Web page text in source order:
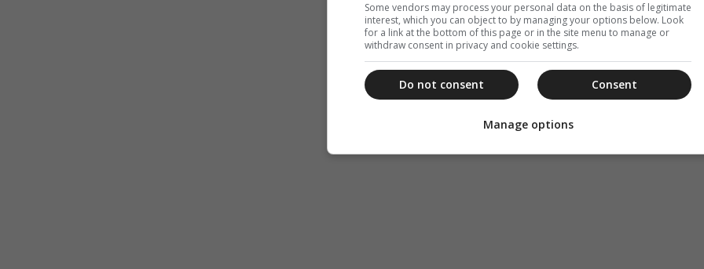
Some vendors may process your personal data on the basis of legitimate
interest, which you can object to by managing your options below. Look
for a link at the bottom of this page or in the site menu to manage or
withdraw consent in privacy and cookie settings.
Consent
Do not consent
Manage options